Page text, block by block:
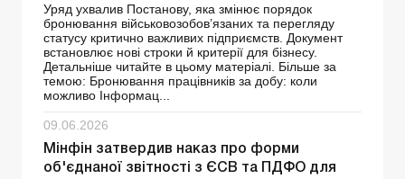
Уряд ухвалив Постанову, яка змінює порядок
бронювання військовозобов’язаних та перегляду
статусу критично важливих підприємств. Документ
встановлює нові строки й критерії для бізнесу.
Детальніше читайте в цьому матеріалі. Більше за
темою: Бронювання працівників за добу: коли
можливо Інформац...
09.06.2026
Мінфін затвердив наказ про форми
об'єднаної звітності з ЄСВ та ПДФО для